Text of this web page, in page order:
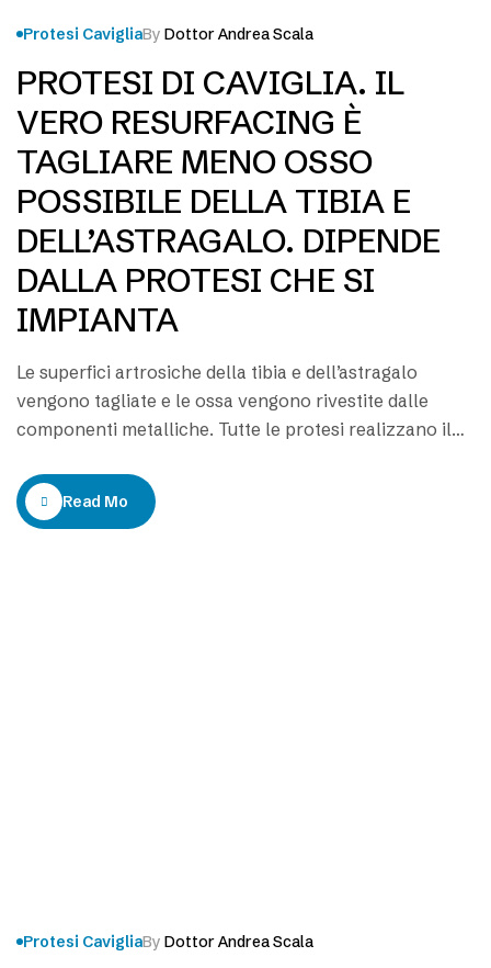
Protesi CavigliaBy Dottor Andrea Scala
PROTESI DI CAVIGLIA. IL
VERO RESURFACING È
TAGLIARE MENO OSSO
POSSIBILE DELLA TIBIA E
DELL’ASTRAGALO. DIPENDE
DALLA PROTESI CHE SI
IMPIANTA
Le superfici artrosiche della tibia e dell’astragalo
vengono tagliate e le ossa vengono rivestite dalle
componenti metalliche. Tutte le protesi realizzano il
che tagliano meno osso. In che cosa consiste la
protesi di caviglia? La protesi di caviglia consiste
Read More
Protesi CavigliaBy Dottor Andrea Scala